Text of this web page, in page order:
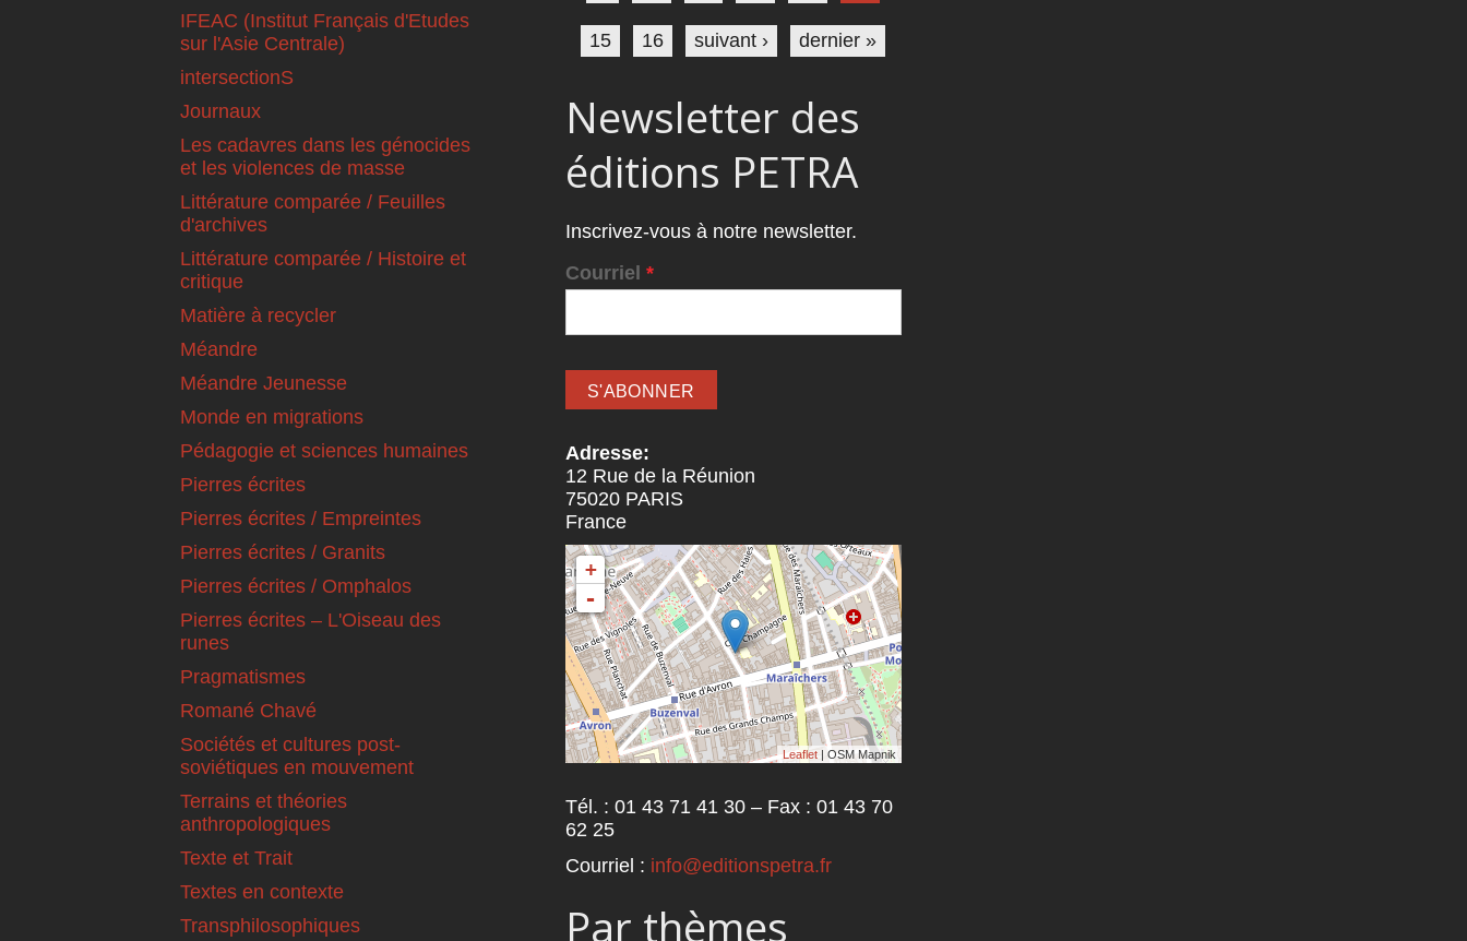
IFEAC (Institut Français d'Etudes
sur l'Asie Centrale)
intersectionS
Journaux
Les cadavres dans les génocides
et les violences de masse
Littérature comparée / Feuilles
d'archives
Littérature comparée / Histoire et
critique
Matière à recycler
Méandre
Méandre Jeunesse
Monde en migrations
Pédagogie et sciences humaines
Pierres écrites
Pierres écrites / Empreintes
Pierres écrites / Granits
Pierres écrites / Omphalos
Pierres écrites – L'Oiseau des
runes
Pragmatismes
Romané Chavé
Sociétés et cultures post-
soviétiques en mouvement
Terrains et théories
anthropologiques
Texte et Trait
Textes en contexte
Transphilosophiques
15 16 suivant › dernier »
Newsletter des
éditions PETRA
Inscrivez-vous à notre newsletter.
Courriel *
Adresse:
12 Rue de la Réunion
75020 PARIS
France
+
-
Leaflet | OSM Mapnik
Tél. : 01 43 71 41 30 – Fax : 01 43 70
62 25
Courriel : info@editionspetra.fr
Par thèmes